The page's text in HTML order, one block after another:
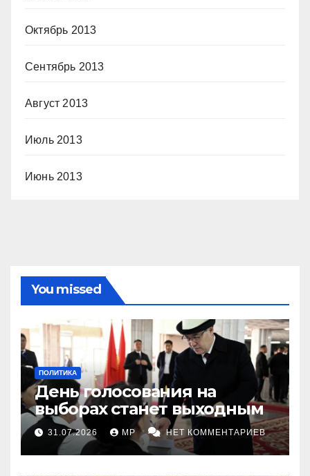
Октябрь 2013
Сентябрь 2013
Август 2013
Июль 2013
Июнь 2013
You missed
ПОЛИТИКА
День голосования на
выборах станет выходным
31.07.2026 MP НЕТ КОММЕНТАРИЕВ